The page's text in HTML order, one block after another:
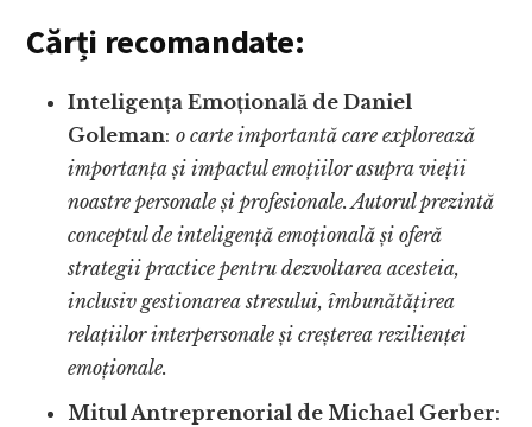
Cărți recomandate:
Inteligența Emoțională de Daniel
Goleman:o carte importantă care explorează
importanța și impactul emoțiilor asupra vieții
noastre personale și profesionale. Autorul prezintă
conceptul de inteligență emoțională și oferă
strategii practice pentru dezvoltarea acesteia,
inclusiv gestionarea stresului, îmbunătățirea
relațiilor interpersonale și creșterea rezilienței
emoționale.
Mitul Antreprenorial de Michael Gerber: